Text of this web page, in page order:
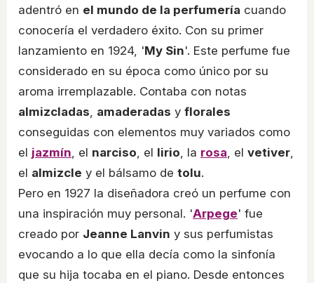
adentró en el mundo de la perfumería cuando
conocería el verdadero éxito. Con su primer
lanzamiento en 1924, 'My Sin'. Este perfume fue
considerado en su época como único por su
aroma irremplazable. Contaba con notas
almizcladas, amaderadas y florales
conseguidas con elementos muy variados como
el jazmín, el narciso, el lirio, la rosa, el vetiver,
el almizcle y el bálsamo de tolu.
Pero en 1927 la diseñadora creó un perfume con
una inspiración muy personal. 'Arpege' fue
creado por Jeanne Lanvin y sus perfumistas
evocando a lo que ella decía como la sinfonía
que su hija tocaba en el piano. Desde entonces